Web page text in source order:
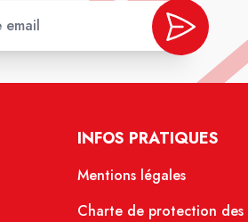
INFOS PRATIQUES
Mentions légales
Charte de protection des